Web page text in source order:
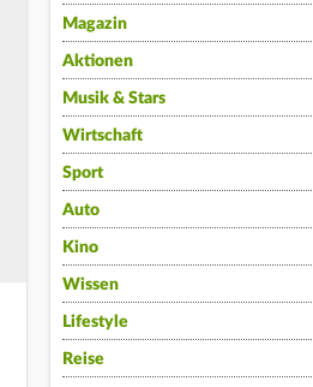
Magazin
Aktionen
Musik & Stars
Wirtschaft
Sport
Auto
Kino
Wissen
Lifestyle
Reise